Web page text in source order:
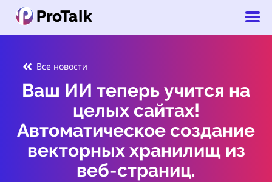
Все новости
Ваш ИИ теперь учится на
целых сайтах!
Автоматическое создание
векторных хранилищ из
веб-страниц.